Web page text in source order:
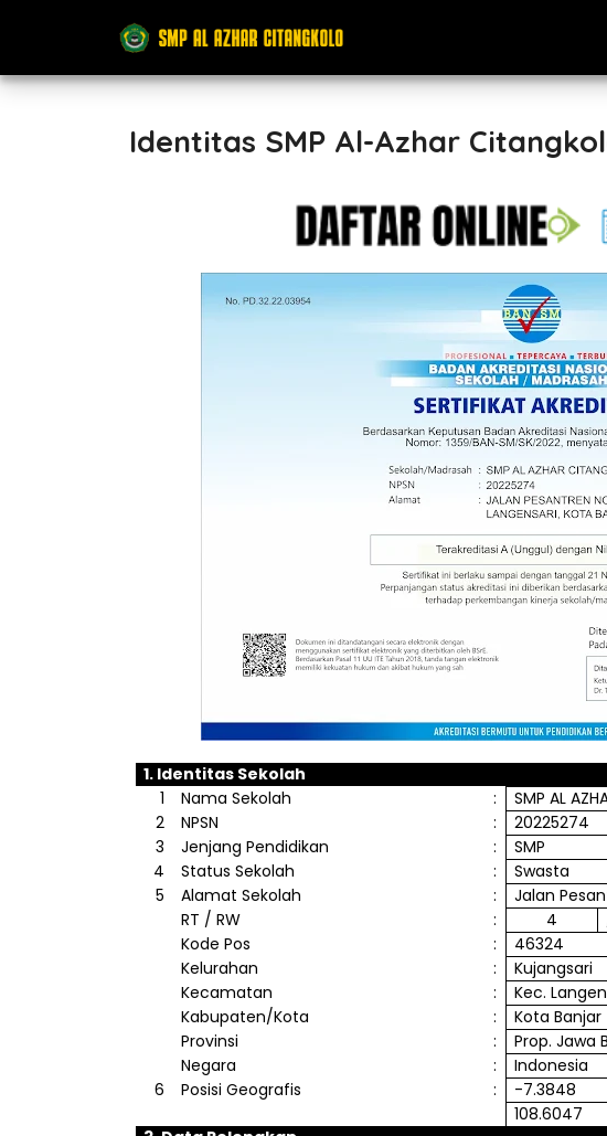
Identitas SMP Al-Azhar
1. Identitas Sekolah
1
Nama Sekolah :
SMP AL
2
NPSN :
20225274
3
Jenjang Pendidikan :
SMP
4
Status Sekolah :
Swasta
5
Alamat Sekolah : Jalan
RT / RW
: 4
Kode Pos :
46324
Kelurahan
:
Kujangsari
Kecamatan
: Kec.
Kabupaten/Kota : Kota Banjar
Provinsi
: Prop. Jawa
Negara
:
Indonesia
6
Posisi Geografis : -7.3848
108.6047